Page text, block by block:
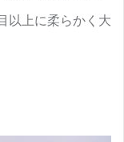
以上に柔らかく大